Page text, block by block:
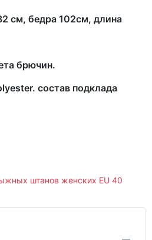
см, бедра 102см, длина
брючин.
состав подклада
штанов женских EU 40